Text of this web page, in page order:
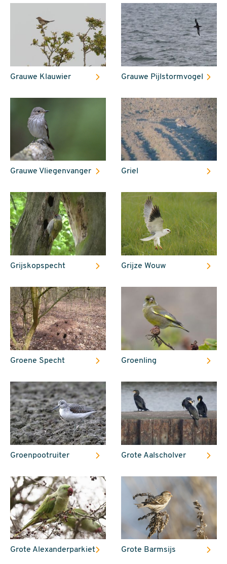
Grauwe Klauwier Grauwe Pijlstormvogel
Grauwe Vliegenvanger Griel
Grijskopspecht Grijze Wouw
Groene Specht Groenling
Groenpootruiter Grote Aalscholver
Grote Alexanderparkiet Grote Barmsijs